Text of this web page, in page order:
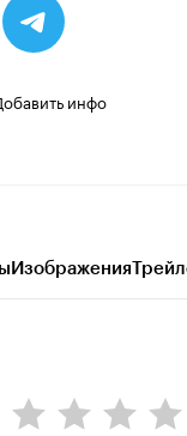
инфо
Изображения